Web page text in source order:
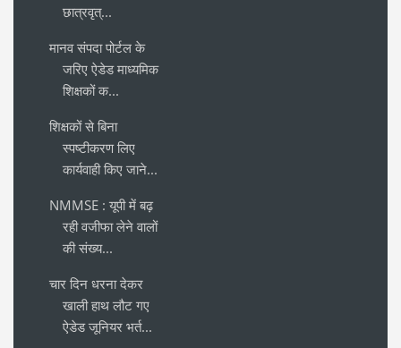
छात्रवृत्...
मानव संपदा पोर्टल के
जरिए ऐडेड माध्यमिक
शिक्षकों क...
शिक्षकों से बिना
स्पष्टीकरण लिए
कार्यवाही किए जाने...
NMMSE : यूपी में बढ़
रही वजीफा लेने वालों
की संख्य...
चार दिन धरना देकर
खाली हाथ लौट गए
ऐडेड जूनियर भर्त...